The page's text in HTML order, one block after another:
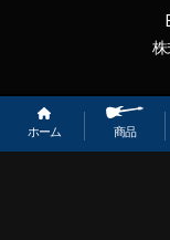
ホーム 商品
株
Copyright 2026【ESP